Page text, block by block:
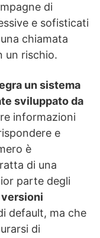
di
e sofisticati
chiamata
un rischio.
un sistema
sviluppato da
informazioni
e
è
di una
parte degli
versioni
default, ma che
di